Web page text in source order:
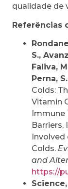
qualidade de
Referências
S.,
Faliva,
Perna, S.
Colds:
Vitamin
Immune
Colds.
and
https://
Science,